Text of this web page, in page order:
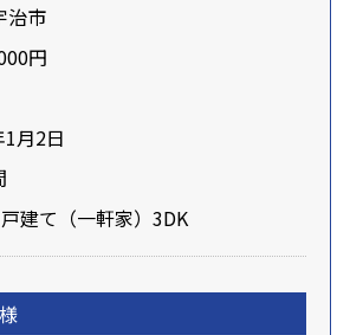
治市
円
月2日
戸建て（一軒家）3DK